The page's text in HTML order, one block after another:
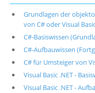
Grundlagen der
von C# oder Visual
C#-Basiswissen
C#-Aufbauwissen
C# für Umsteiger von
Visual Basic .NET -
Visual Basic .NET -